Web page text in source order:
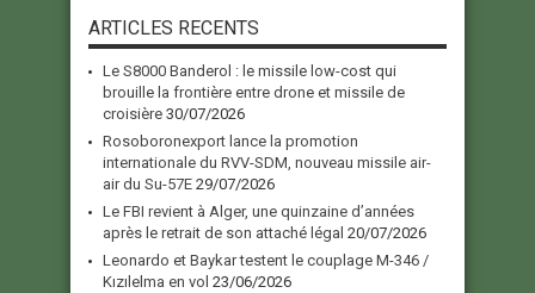
ARTICLES RECENTS
Le S8000 Banderol : le missile low-cost qui
brouille la frontière entre drone et missile de
croisière 30/07/2026
Rosoboronexport lance la promotion
internationale du RVV-SDM, nouveau missile air-
air du Su-57E 29/07/2026
Le FBI revient à Alger, une quinzaine d’années
après le retrait de son attaché légal 20/07/2026
Leonardo et Baykar testent le couplage M-346 /
Kızılelma en vol 23/06/2026